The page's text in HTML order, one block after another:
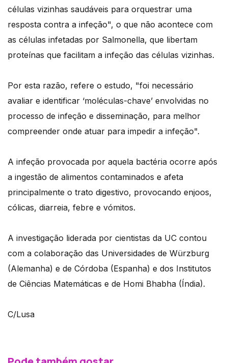
células vizinhas saudáveis para orquestrar uma
resposta contra a infeção", o que não acontece com
as células infetadas por Salmonella, que libertam
proteínas que facilitam a infeção das células vizinhas.
Por esta razão, refere o estudo, "foi necessário
avaliar e identificar ‘moléculas-chave’ envolvidas no
processo de infeção e disseminação, para melhor
compreender onde atuar para impedir a infeção".
A infeção provocada por aquela bactéria ocorre após
a ingestão de alimentos contaminados e afeta
principalmente o trato digestivo, provocando enjoos,
cólicas, diarreia, febre e vómitos.
A investigação liderada por cientistas da UC contou
com a colaboração das Universidades de Würzburg
(Alemanha) e de Córdoba (Espanha) e dos Institutos
de Ciências Matemáticas e de Homi Bhabha (Índia).
C/Lusa